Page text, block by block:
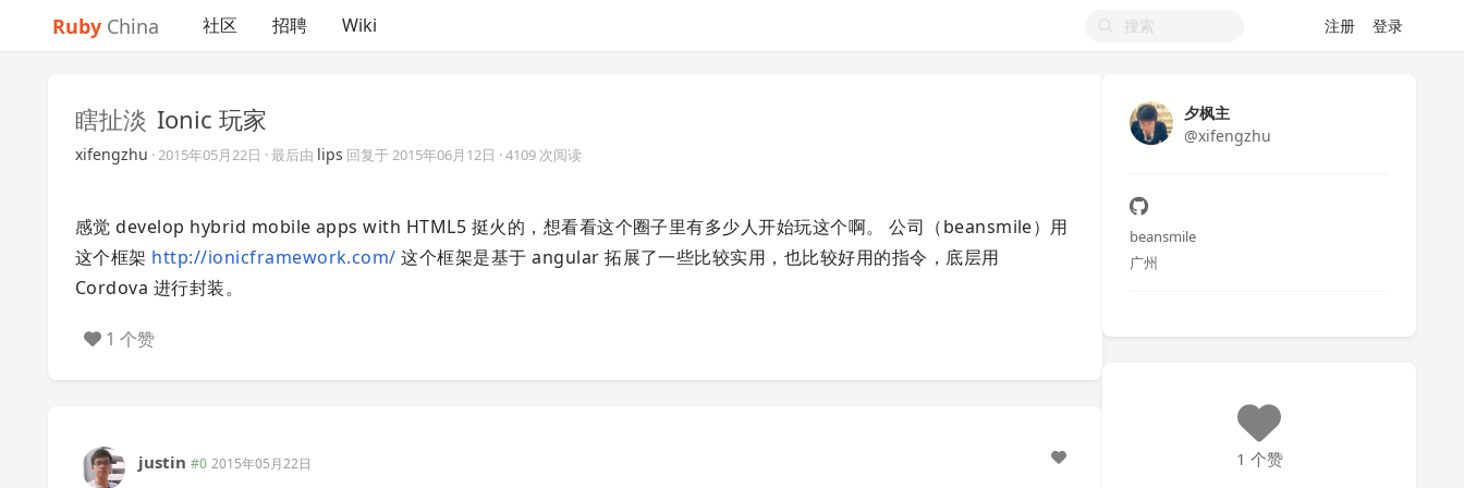
Ruby China 社区 招聘 Wiki 注册 登录
瞎扯淡 Ionic 玩家
xifengzhu ·2015年05月22日 · 最后由 lips 回复于2015年06月12日 · 4109 次阅读
感觉 develop hybrid mobile apps with HTML5 挺火的，想看看这个圈子里有多少人开始玩这个啊。 公司（beansmile）用
这个框架 http://ionicframework.com/ 这个框架是基于 angular 拓展了一些比较实用，也比较好用的指令，底层用
Cordova 进行封装。
1 个赞
justin #0 2015年05月22日
夕枫主
@xifengzhu
beansmile
广州
1 个赞